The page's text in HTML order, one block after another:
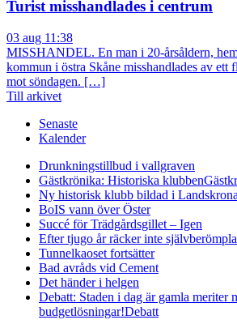
Turist misshandlades i centrum
03 aug 11:38
MISSHANDEL. En man i 20-årsåldern,
kommun i östra Skåne misshandlades av ett
mot söndagen. […]
Till arkivet
Senaste
Kalender
Drunkningstillbud i vallgraven
Gästkrönika: Historiska klubben
Ny historisk klubb bildad i Landskrona
BoIS vann över Öster
Succé för Trädgårdsgillet – Igen
Efter tjugo år räcker inte självberöm
Tunnelkaoset fortsätter
Bad avråds vid Cement
Det händer i helgen
Debatt: Staden i dag är gamla meriter
budgetlösningar!Debatt